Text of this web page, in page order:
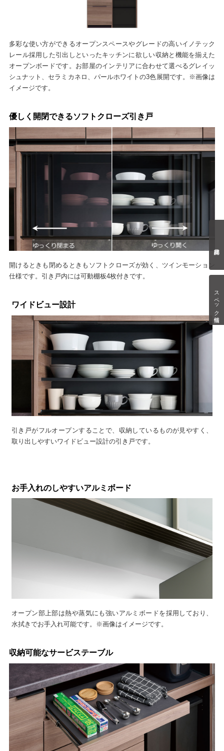
スペック情報
多彩な使い方ができるオープンスペースやグレードの高いイノテック
レール採用した引出しといったキッチンに欲しい収納と機能を揃えた
オープンボードです。お部屋のインテリアに合わせて選べるグレイッ
シュナット、セラミカネロ、パールホワイトの3色展開です。※画像は
イメージです。
優しく開閉できるソフトクローズ引き戸
開けるときも閉めるときもソフトクローズが効く、ツインモーション
仕様です。引き戸内には可動棚板4枚付きです。
ワイドビュー設計
引き戸がフルオープンすることで、収納しているものが見やすく、
取り出しやすいワイドビュー設計の引き戸です。
お手入れのしやすいアルミボード
オープン部上部は熱や蒸気にも強いアルミボードを採用しており、
水拭きでお手入れ可能です。※画像はイメージです。
収納可能なサービステーブル